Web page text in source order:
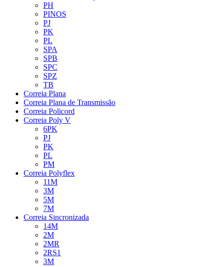
PH
PINOS
PJ
PK
PL
SPA
SPB
SPC
SPZ
TB
Correia Plana
Correia Plana de Transmissão
Correia Policord
Correia Poly V
6PK
PJ
PK
PL
PM
Correia Polyflex
11M
3M
5M
7M
Correia Sincronizada
14M
2M
2MR
2RS1
3M